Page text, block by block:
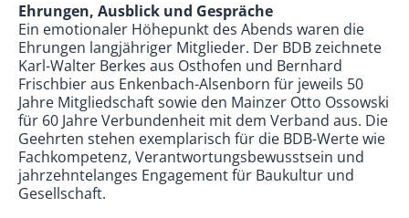
Ehrungen, Ausblick und Gespräche
Ein emotionaler Höhepunkt des Abends waren die
Ehrungen langjähriger Mitglieder. Der BDB zeichnete
Karl-Walter Berkes aus Osthofen und Bernhard
Frischbier aus Enkenbach-Alsenborn für jeweils 50
Jahre Mitgliedschaft sowie den Mainzer Otto Ossowski
für 60 Jahre Verbundenheit mit dem Verband aus. Die
Geehrten stehen exemplarisch für die BDB-Werte wie
Fachkompetenz, Verantwortungsbewusstsein und
jahrzehntelanges Engagement für Baukultur und
Gesellschaft.